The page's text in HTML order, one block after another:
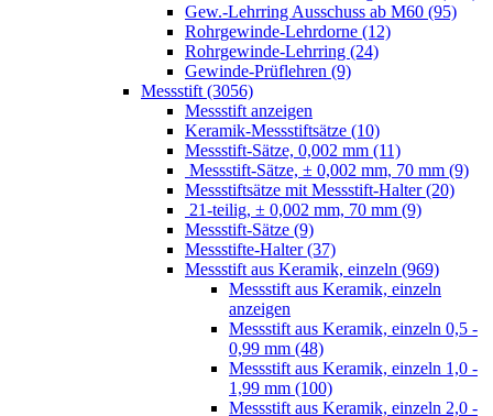
Gew.-Lehrring Ausschuss ab M60 (95)
Rohrgewinde-Lehrdorne (12)
Rohrgewinde-Lehrring (24)
Gewinde-Prüflehren (9)
Messstift (3056)
Messstift anzeigen
Keramik-Messstiftsätze (10)
Messstift-Sätze, 0,002 mm (11)
Messstift-Sätze, ± 0,002 mm, 70 mm (9)
Messstiftsätze mit Messstift-Halter (20)
21-teilig, ± 0,002 mm, 70 mm (9)
Messstift-Sätze (9)
Messstifte-Halter (37)
Messstift aus Keramik, einzeln (969)
Messstift aus Keramik, einzeln
anzeigen
Messstift aus Keramik, einzeln 0,5 -
0,99 mm (48)
Messstift aus Keramik, einzeln 1,0 -
1,99 mm (100)
Messstift aus Keramik, einzeln 2,0 -